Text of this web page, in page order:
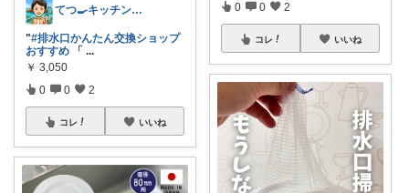
てつ🍳キッチンアイテム｜アイコン変更
"#排水口かんたん交換ショップ
おすすめ 「 ...
￥ 3,050
0 0 2
コレ いいね
0 0 2
コレ いいね